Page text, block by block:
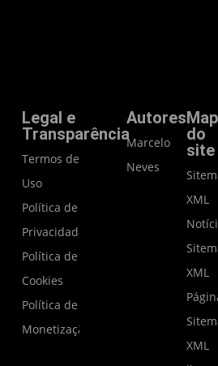
Legal e
Transparência
Termos de
Uso
Política de
Privacidade
Política de
Cookies
Política de
Monetização
Autores
Marcelo
Neves
do
site
XML
XML
XML